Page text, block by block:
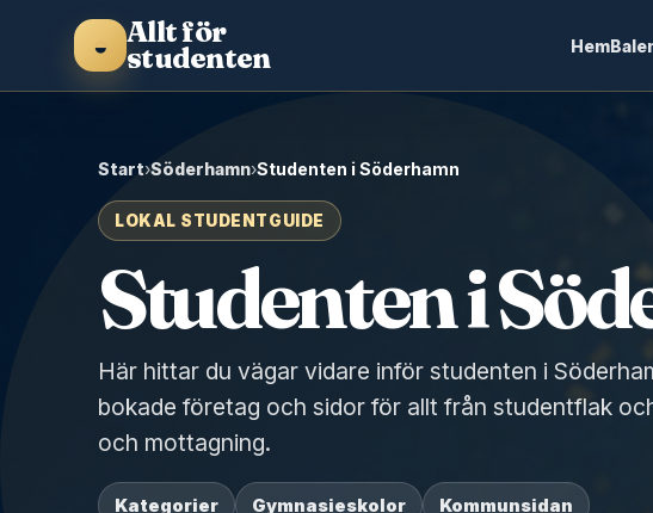
◒ Allt för
studenten Hem
Start›Söderhamn›Studenten i Söderhamn
LOKAL STUDENTGUIDE
Studenten i
Här hittar du vägar vidare inför studenten i
bokade företag och sidor för allt från studentflak
och mottagning.
Kategorier Gymnasieskolor Kommunsidan